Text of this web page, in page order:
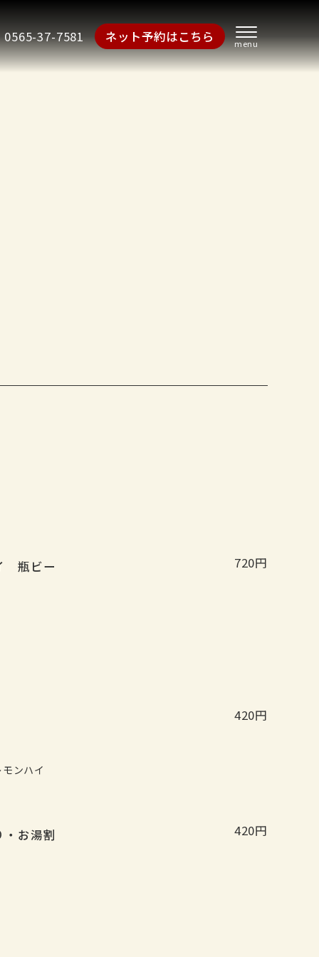
0565-37-7581 ネット予約はこちら
瓶ビー
720円
420円
ンハイ
・お湯割
420円